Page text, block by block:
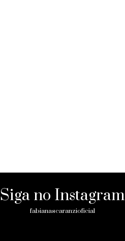
Siga no Instagram
fabianascaranzioficial